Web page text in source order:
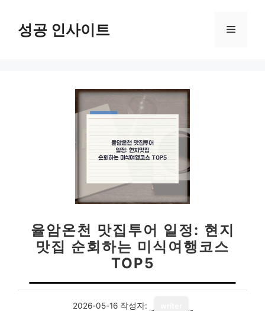
성공 인사이트 메
율암온천 맛집투어 일정: 현지
맛집 순회하는 미식여행코스
TOP5
2026-05-16 작성자: